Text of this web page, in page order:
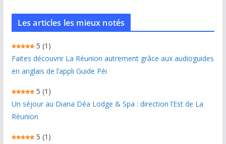
Les articles les mieux notés
5 (1)
Faites découvrir La Réunion autrement grâce aux audioguides
en anglais de l’appli Guide Péi
5 (1)
Un séjour au Diana Déa Lodge & Spa : direction l’Est de La
Réunion
5 (1)